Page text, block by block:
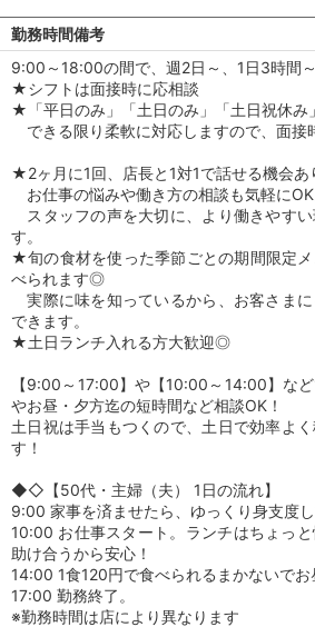
勤務時間備考
9:00～18:00の間で、週2日～、1日3時間～
★シフトは面接時に応相談
★「平日のみ」「土日のみ」「土日祝休み
できる限り柔軟に対応しますので、面接
★2ヶ月に1回、店長と1対1で話せる機会
お仕事の悩みや働き方の相談も気軽にOK
スタッフの声を大切に、より働きやす
す。
★旬の食材を使った季節ごとの期間限定
べられます◎
実際に味を知っているから、お客さま
できます。
★土日ランチ入れる方大歓迎◎
【9:00～17:00】や【10:00～14:00】な
やお昼・夕方迄の短時間など相談OK！
土日祝は手当もつくので、土日で効率よ
す！
◆◇【50代・主婦（夫） 1日の流れ】
9:00 家事を済ませたら、ゆっくり身支度し
10:00 お仕事スタート。ランチはちょっ
助け合うから安心！
14:00 1食120円で食べられるまかないで
17:00 勤務終了。
※勤務時間は店により異なります